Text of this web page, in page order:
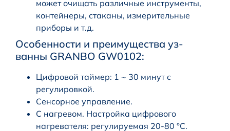
может очищать различные инструменты,
контейнеры, стаканы, измерительные
приборы и т.д.
Особенности и преимущества уз-
ванны GRANBO GW0102:
Цифровой таймер: 1 ~ 30 минут с
регулировкой.
Сенсорное управление.
С нагревом. Настройка цифрового
нагревателя: регулируемая 20-80 °C.